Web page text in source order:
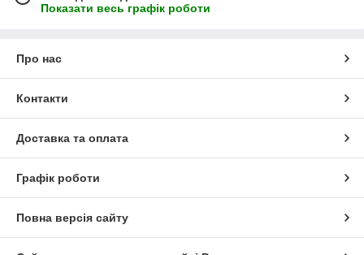
Показати весь графік роботи
Про нас
Контакти
Доставка та оплата
Графік роботи
Повна версія сайту